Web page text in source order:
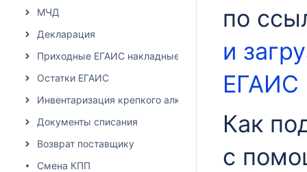
МЧД
Декларация
Приходные ЕГАИС накладные
Остатки ЕГАИС
Инвентаризация крепкого алкоголя
Документы списания
Возврат поставщику
Смена КПП
по
и
ЕГАИС
Как
с